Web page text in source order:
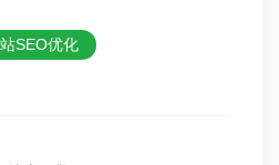
SEO优化